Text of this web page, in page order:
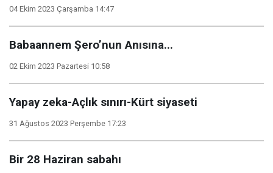
04 Ekim 2023 Çarşamba 14:47
Babaannem Şero’nun Anısına...
02 Ekim 2023 Pazartesi 10:58
Yapay zeka-Açlık sınırı-Kürt siyaseti
31 Ağustos 2023 Perşembe 17:23
Bir 28 Haziran sabahı